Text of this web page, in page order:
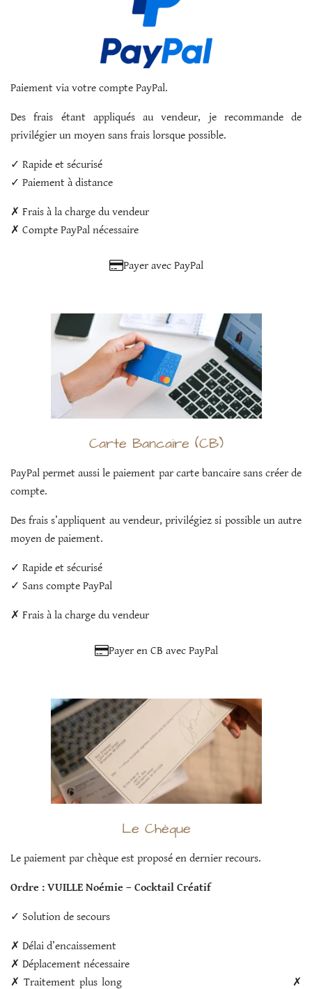
Paiement via votre compte PayPal.
Des frais étant appliqués au vendeur, je recommande de
privilégier un moyen sans frais lorsque possible.
✓ Rapide et sécurisé
✓ Paiement à distance
✗ Frais à la charge du vendeur
✗ Compte PayPal nécessaire
Payer avec PayPal
Carte Bancaire (CB)
PayPal permet aussi le paiement par carte bancaire sans créer de
compte.
Des frais s’appliquent au vendeur, privilégiez si possible un autre
moyen de paiement.
✓ Rapide et sécurisé
✓ Sans compte PayPal
✗ Frais à la charge du vendeur
Payer en CB avec PayPal
Le Chèque
Le paiement par chèque est proposé en dernier recours.
Ordre : VUILLE Noémie – Cocktail Créatif
✓ Solution de secours
✗ Délai d’encaissement
✗ Déplacement nécessaire
✗ Traitement plus long ✗